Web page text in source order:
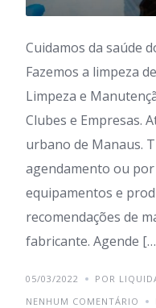
Cuidamos da saúde
Fazemos a limpeza
Limpeza e
Clubes e Empresas.
urbano de Manaus.
agendamento ou
equipamentos e
recomendações de
fabricante. Agende
05/03/2022
POR
NENHUM COMENTÁRIO